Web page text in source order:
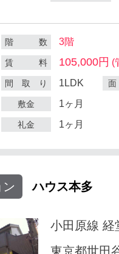
階 数 3階
賃 料 105,000円 (
間 取 り 1LDK
敷金 1ヶ月
礼金 1ヶ月
ハウス本多
小田原線 経
東京都世田